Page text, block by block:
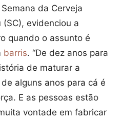
da Cerveja
(SC), evidenciou a
quando o assunto é
barris. “De dez anos para
de maturar a
alguns anos para cá é
E as pessoas estão
vontade em fabricar